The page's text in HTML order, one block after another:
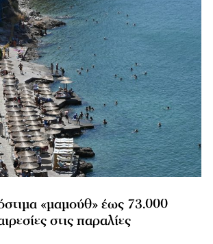
«μαμούθ» έως 73.000
στις παραλίες